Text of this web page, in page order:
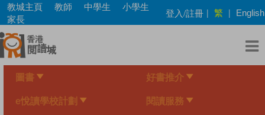
Skip
main
content
教城主頁 教師 中學生
小學生
家長
登入/註冊 | 繁 | English
圖書 好書推介
e悅讀學校計劃 閱讀服務